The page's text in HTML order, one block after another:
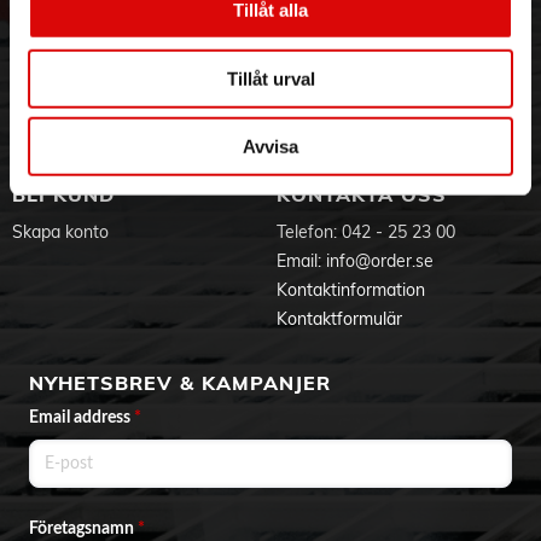
Tillåt alla
Tillåt urval
Avvisa
Visselblåsning
Aktuellt på Order
Ansökan om RMA
Godsefterlysning & Felleverans
Integritetspolicy
Om cookies
BLI KUND
Skapa konto
KONTAKTA OSS
Telefon: 042 - 25 23 00
Email: info@order.se
Kontaktinformation
Kontaktformulär
NYHETSBREV & KAMPANJER
Email address *
Företagsnamn*